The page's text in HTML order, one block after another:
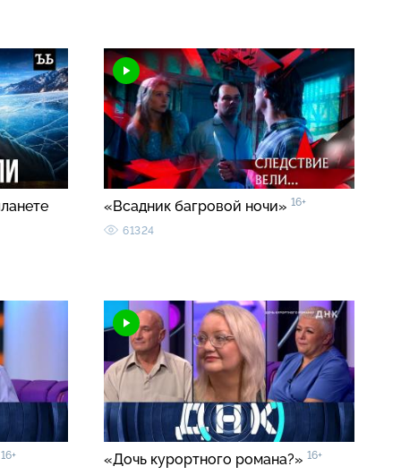
«Всадник багровой ночи» 16+
61324
16+ «Дочь курортного романа?» 16+